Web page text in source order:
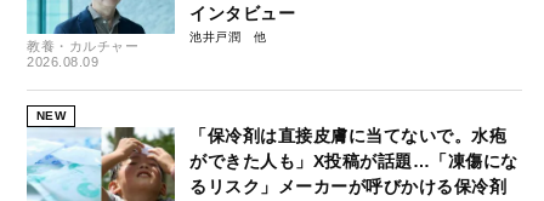
教養・カルチャー
2026.08.09
インタビュー
池井戸潤
NEW
「保冷剤は直接皮膚に当てないで。水疱
ができた人も」X投稿が話題…「凍傷にな
るリスク」メーカーが呼びかける保冷剤